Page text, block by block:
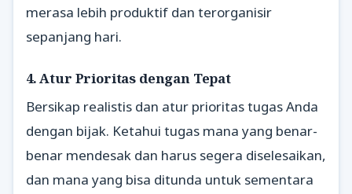
merasa lebih produktif dan terorganisir
sepanjang hari.
4. Atur Prioritas dengan Tepat
Bersikap realistis dan atur prioritas tugas Anda
dengan bijak. Ketahui tugas mana yang benar-
benar mendesak dan harus segera diselesaikan,
dan mana yang bisa ditunda untuk sementara